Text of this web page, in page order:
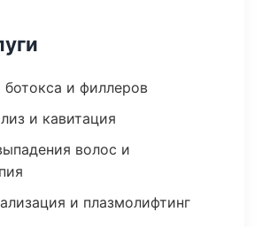
и филлеров
и кавитация
волос и
и плазмолифтинг